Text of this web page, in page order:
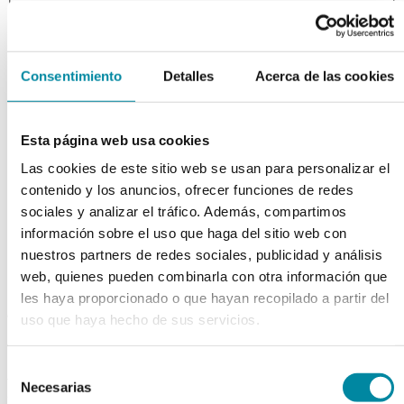
Consentimiento Detalles Acerca de las cookies
Esta página web usa cookies
Las cookies de este sitio web se usan para personalizar el
contenido y los anuncios, ofrecer funciones de redes
sociales y analizar el tráfico. Además, compartimos
información sobre el uso que haga del sitio web con
nuestros partners de redes sociales, publicidad y análisis
web, quienes pueden combinarla con otra información que
les haya proporcionado o que hayan recopilado a partir del
uso que haya hecho de sus servicios.
Necesarias
adquiriendo este producto
consigue 15 puntos de fidelización
FRASCO 250 ml PET P28